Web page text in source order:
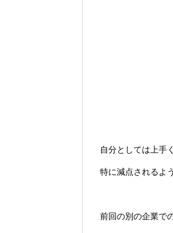
自分としては上手
特に減点されるよ
前回の別の企業で